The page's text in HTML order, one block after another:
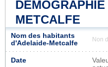
METCALFE
Nom des habitants
d'Adelaide-Metcalfe
Non
Date